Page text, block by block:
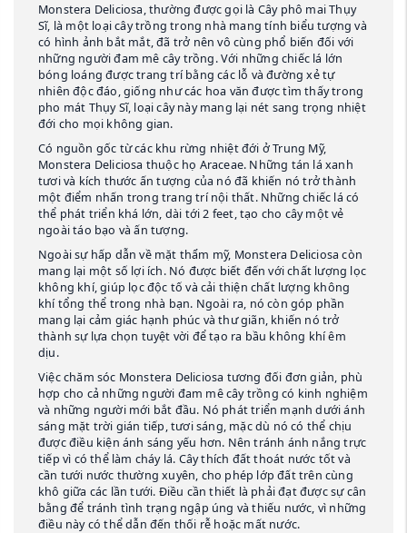
Monstera Deliciosa, thường được gọi là Cây phô mai Thụy
Sĩ, là một loại cây trồng trong nhà mang tính biểu tượng và
có hình ảnh bắt mắt, đã trở nên vô cùng phổ biến đối với
những người đam mê cây trồng. Với những chiếc lá lớn
bóng loáng được trang trí bằng các lỗ và đường xẻ tự
nhiên độc đáo, giống như các hoa văn được tìm thấy trong
pho mát Thụy Sĩ, loại cây này mang lại nét sang trọng nhiệt
đới cho mọi không gian.
Có nguồn gốc từ các khu rừng nhiệt đới ở Trung Mỹ,
Monstera Deliciosa thuộc họ Araceae. Những tán lá xanh
tươi và kích thước ấn tượng của nó đã khiến nó trở thành
một điểm nhấn trong trang trí nội thất. Những chiếc lá có
thể phát triển khá lớn, dài tới 2 feet, tạo cho cây một vẻ
ngoài táo bạo và ấn tượng.
Ngoài sự hấp dẫn về mặt thẩm mỹ, Monstera Deliciosa còn
mang lại một số lợi ích. Nó được biết đến với chất lượng lọc
không khí, giúp lọc độc tố và cải thiện chất lượng không
khí tổng thể trong nhà bạn. Ngoài ra, nó còn góp phần
mang lại cảm giác hạnh phúc và thư giãn, khiến nó trở
thành sự lựa chọn tuyệt vời để tạo ra bầu không khí êm
dịu.
Việc chăm sóc Monstera Deliciosa tương đối đơn giản, phù
hợp cho cả những người đam mê cây trồng có kinh nghiệm
và những người mới bắt đầu. Nó phát triển mạnh dưới ánh
sáng mặt trời gián tiếp, tươi sáng, mặc dù nó có thể chịu
được điều kiện ánh sáng yếu hơn. Nên tránh ánh nắng trực
tiếp vì có thể làm cháy lá. Cây thích đất thoát nước tốt và
cần tưới nước thường xuyên, cho phép lớp đất trên cùng
khô giữa các lần tưới. Điều cần thiết là phải đạt được sự cân
bằng để tránh tình trạng ngập úng và thiếu nước, vì những
điều này có thể dẫn đến thối rễ hoặc mất nước.